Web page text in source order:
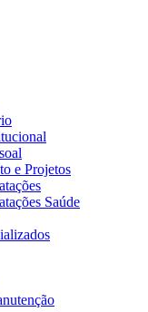
e Projetos
Saúde